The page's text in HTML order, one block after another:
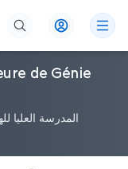
de Génie
المدرسة العليا